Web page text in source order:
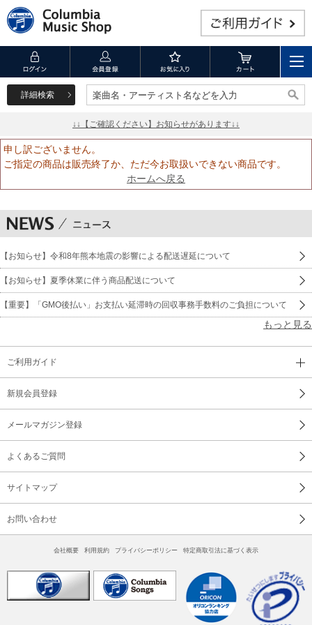
詳細検索 楽曲名・アーティスト名などを入力
楽曲名・アーティスト名などを入力
↓↓【ご確認ください】お知らせがあります↓↓
申し訳ございません。
ご指定の商品は販売終了か、ただ今お取扱いできない商品です。
ホームへ戻る
【お知らせ】令和8年熊本地震の影響による配送遅延について
【お知らせ】夏季休業に伴う商品配送について
【重要】「GMO後払い」お支払い延滞時の回収事務手数料のご負担について
もっと見る
ご利用ガイド
新規会員登録
メールマガジン登録
よくあるご質問
サイトマップ
お問い合わせ
会社概要 利用規約 プライバシーポリシー 特定商取引法に基づく表示